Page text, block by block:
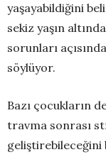
yaşayabildiğini
sekiz yaşın
sorunları
söylüyor.
Bazı çocukların
travma sonrası